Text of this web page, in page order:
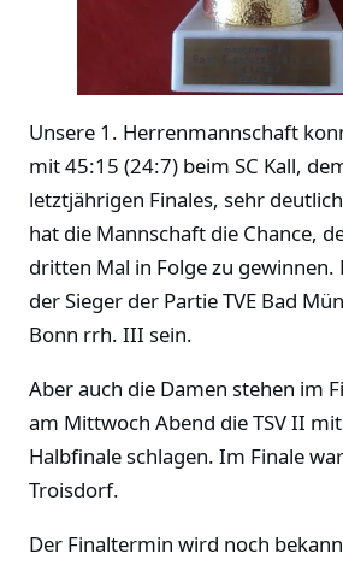
Unsere 1. Herrenmannschaft
mit 45:15 (24:7) beim SC Kall,
letztjährigen Finales, sehr
hat die Mannschaft die Chance,
dritten Mal in Folge zu gewinnen.
der Sieger der Partie TVE Bad
Bonn rrh. III sein.
Aber auch die Damen stehen im
am Mittwoch Abend die TSV II
Halbfinale schlagen. Im Finale
Troisdorf.
Der Finaltermin wird noch